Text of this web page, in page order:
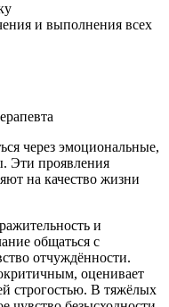
и выполнения всех
через эмоциональные,
Эти проявления
на качество жизни
и
общаться с
отчуждённости.
оценивает
строгостью. В тяжёлых